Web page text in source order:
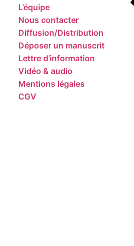
L’équipe
Nous contacter
Diffusion/Distribution
Déposer un manuscrit
Lettre d’information
Vidéo & audio
Mentions légales
CGV